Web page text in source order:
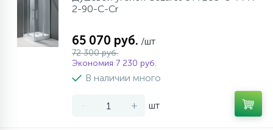
2-90-C-Cr
65 070 руб. /шт
72 300 руб.
Экономия 7 230 руб.
В наличии много
- + шт